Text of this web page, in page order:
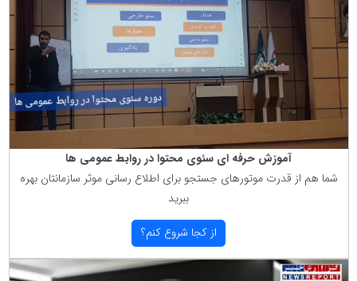
آموزش حرفه ای سئوی محتوا در روابط عمومی ها
شما هم از قدرت موتورهای جستجو برای اطلاع رسانی موثر سازمانتان بهره
ببرید
از كجا شروع كنم؟